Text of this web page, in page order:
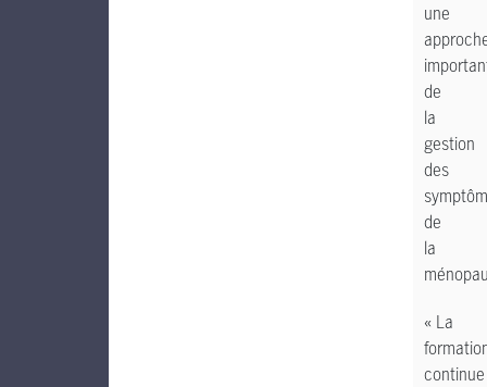
une
de
la
gestion
des
de
la
« La
continue